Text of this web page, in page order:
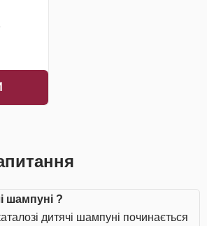
шампуні ?
дитячі шампуні починається